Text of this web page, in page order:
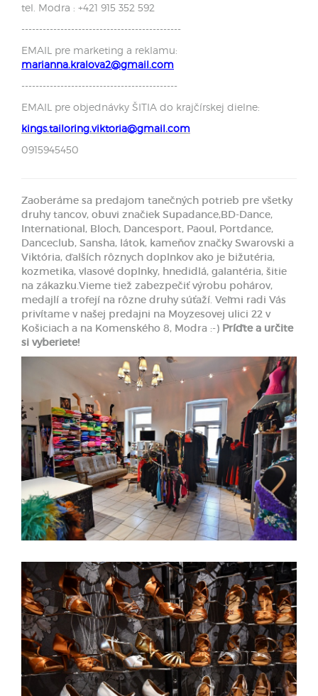
tel. Modra : +421 915 352 592
---------------------------------------------
EMAIL pre marketing a reklamu:
marianna.kralova2@gmail.com
--------------------------------------------
EMAIL pre objednávky ŠITIA do krajčírskej dielne:
kings.tailoring.viktoria@gmail.com
0915945450
Zaoberáme sa predajom tanečných potrieb pre všetky
druhy tancov, obuvi značiek Supadance,BD-Dance,
International, Bloch, Dancesport, Paoul, Portdance,
Danceclub, Sansha, látok, kameňov značky Swarovski a
Viktória, ďalších rôznych doplnkov ako je bižutéria,
kozmetika, vlasové doplnky, hnedidlá, galantéria, šitie
na zákazku.Vieme tiež zabezpečiť výrobu pohárov,
medajlí a trofejí na rôzne druhy súťaží. Veľmi radi Vás
privítame v našej predajni na Moyzesovej ulici 22 v
Košiciach a na Komenského 8, Modra :-) Príďte a určite
si vyberiete!